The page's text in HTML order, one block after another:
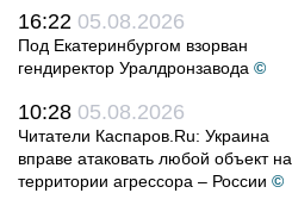
16:22 05.08.2026
Под Екатеринбургом взорван
гендиректор Уралдронзавода ©
10:28 05.08.2026
Читатели Каспаров.Ru: Украина
вправе атаковать любой объект на
территории агрессора – России ©